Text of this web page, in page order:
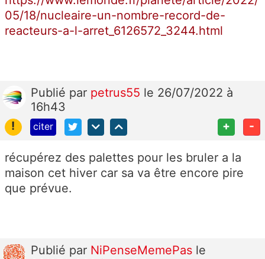
05/18/nucleaire-un-nombre-record-de-
reacteurs-a-l-arret_6126572_3244.html
Publié par petrus55 le 26/07/2022 à
16h43
!
citer + -
récupérez des palettes pour les bruler a la
maison cet hiver car sa va être encore pire
que prévue.
Publié par NiPenseMemePas le